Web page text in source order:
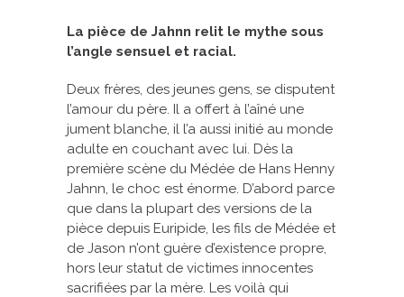
La pièce de Jahnn relit le mythe sous
l’angle sensuel et racial.
Deux frères, des jeunes gens, se disputent
l’amour du père. Il a offert à l’aîné une
jument blanche, il l’a aussi initié au monde
adulte en couchant avec lui. Dès la
première scène du Médée de Hans Henny
Jahnn, le choc est énorme. D’abord parce
que dans la plupart des versions de la
pièce depuis Euripide, les fils de Médée et
de Jason n’ont guère d’existence propre,
hors leur statut de victimes innocentes
sacrifiées par la mère. Les voilà qui